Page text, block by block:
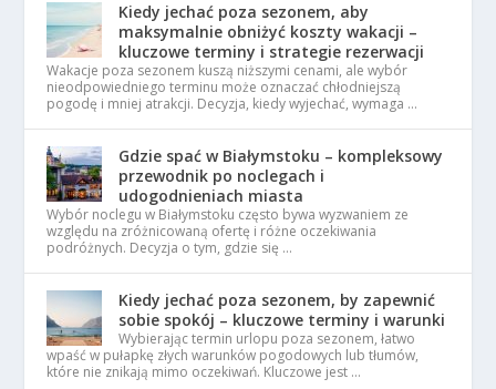
Kiedy jechać poza sezonem, aby
maksymalnie obniżyć koszty wakacji –
kluczowe terminy i strategie rezerwacji
Wakacje poza sezonem kuszą niższymi cenami, ale wybór
nieodpowiedniego terminu może oznaczać chłodniejszą
pogodę i mniej atrakcji. Decyzja, kiedy wyjechać, wymaga …
Gdzie spać w Białymstoku – kompleksowy
przewodnik po noclegach i
udogodnieniach miasta
Wybór noclegu w Białymstoku często bywa wyzwaniem ze
względu na zróżnicowaną ofertę i różne oczekiwania
podróżnych. Decyzja o tym, gdzie się …
Kiedy jechać poza sezonem, by zapewnić
sobie spokój – kluczowe terminy i warunki
Wybierając termin urlopu poza sezonem, łatwo
wpaść w pułapkę złych warunków pogodowych lub tłumów,
które nie znikają mimo oczekiwań. Kluczowe jest …